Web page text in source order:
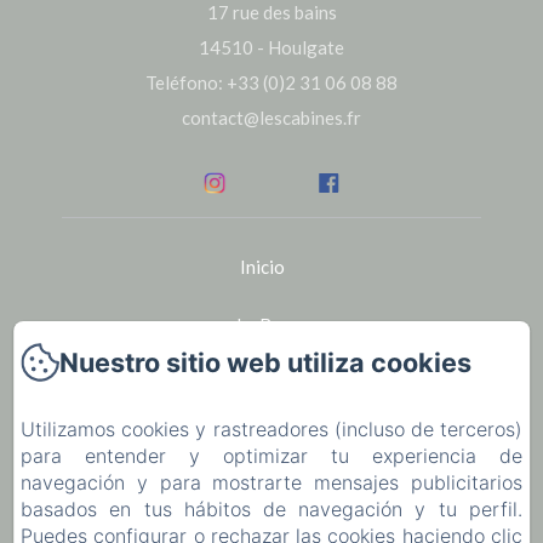
17 rue des bains
14510 - Houlgate
Teléfono: +33 (0)2 31 06 08 88
contact@lescabines.fr
Inicio
Le Bar
Alquiler de bicicletas en Houlgate
La región
Nuestro sitio web utiliza cookies
Utilizamos cookies y rastreadores (incluso de terceros)
para entender y optimizar tu experiencia de
navegación y para mostrarte mensajes publicitarios
basados en tus hábitos de navegación y tu perfil.
Puedes configurar o rechazar las cookies haciendo clic